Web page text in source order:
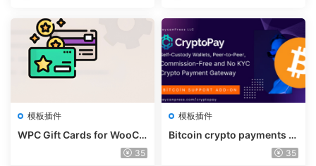
模板插件
WPC Gift Cards for WooCo
mmerce (Premium) v1.0.235
模板插件
Bitcoin crypto payments s
upport for CryptoPay v1.4.
35